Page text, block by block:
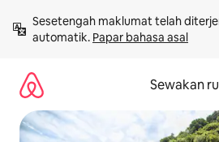
kandungan
Sesetengah maklumat telah
automatik. Papar bahasa asal
Sewakan